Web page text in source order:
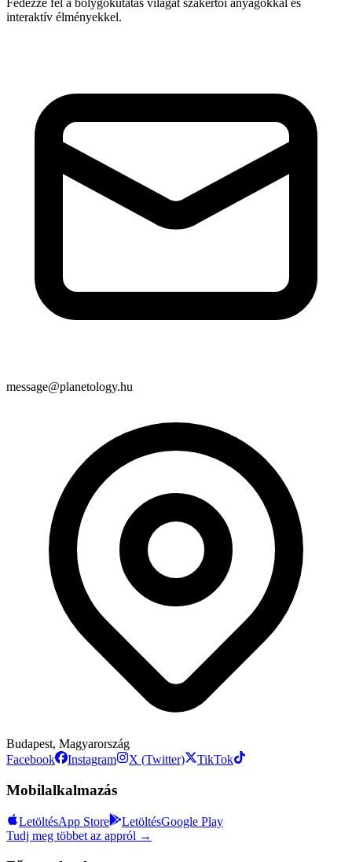
Fedezze fel a bolygókutatás világát szakértői anyagokkal és
interaktív élményekkel.
message@planetology.hu
Budapest, Magyarország
Facebook
Instagram X (Twitter) TikTok
Mobilalkalmazás
LetöltésApp Store LetöltésGoogle Play
Tudj meg többet az appról →